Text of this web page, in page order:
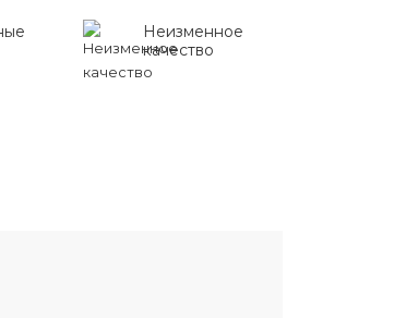
Неизменное
качество